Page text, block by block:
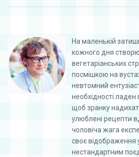
На маленькій
кожного дня
вегетаріанських
посмішкою на
невтомний
необхідності
щоб зранку
улюблені рецепти
чоловіча жага
своє відображення
нестандартним